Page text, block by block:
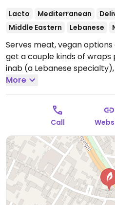
Lacto Mediterranean
Middle Eastern
Lebanese
Serves meat, vegan
get a couple kinds of wraps
inab (a Lebanese
chickpea hummus,
Specify no dairy/yogurt to
11:30-15:30, 18:30-23:00.
More
Call